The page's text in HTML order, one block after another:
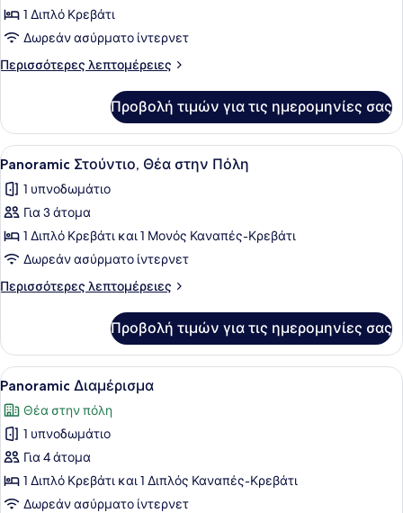
Panoramic
Στούντιο,
Θέα
στην
1 Διπλό Κρεβάτι
Δωρεάν ασύρματο ίντερνετ
Περισσότερες λεπτομέρειες
Περισσότερες
Στούντιο,
Θέα
στην
Προβολή τιμών για τις ημερομηνίες σας
Προβολή
όλων
των
φωτογραφιών
για
Panoramic
Στούντιο,
Θέα
Πόλη
Ένα σύγχρονο δωμάτιο
10
Panoramic Στούντιο, Θέα στην Πόλη
1 υπνοδωμάτιο
Για 3 άτομα
1 Διπλό Κρεβάτι και 1 Μονός Καναπές-Κρεβάτι
Δωρεάν ασύρματο ίντερνετ
Περισσότερες λεπτομέρειες
Περισσότερες
Στούντιο,
Θέα
στην
Προβολή τιμών για τις ημερομηνίες σας
Προβολή
όλων
των
φωτογραφιών
για
Panoramic
Διαμέρισμα
Ένα μοντέρνο σαλόνι με ένα
9
Panoramic Διαμέρισμα
Θέα στην πόλη
1 υπνοδωμάτιο
Για 4 άτομα
1 Διπλό Κρεβάτι και 1 Διπλός Καναπές-Κρεβάτι
Δωρεάν ασύρματο ίντερνετ